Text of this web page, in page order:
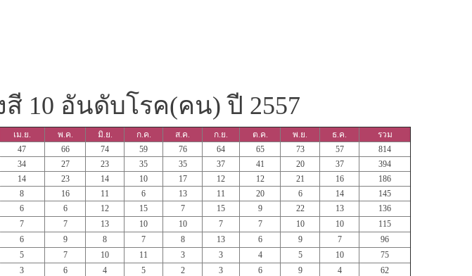
10 อันดับโรค(คน) ปี 2557
เม.ย. พ.ค. มิ.ย. ก.ค. ส.ค. ก.ย. ต.ค. พ.ย. ธ.ค.
รวม
47 66 74 59 76 64 65 73 57
814
34 27 23 35 35 37 41 20 37
394
14 23 14 10 17 12 12 21 16
186
8 16 11 6 13 11 20 6 14
145
6 6 12 15 7 15 9 22 13
136
7 7 13 10 10 7 7 10 10
115
6 9 8 7 8 13 6 9 7
96
5 7 10 11 3 3 4 5 10
75
3 6 4 5 2 3 6 9 4
62